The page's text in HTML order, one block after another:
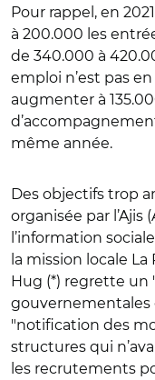
Pour rappel, en
à 200.000 les
de 340.000 à
emploi n’est pas
augmenter à
même année.
Des objectifs trop
organisée par l’Ajis
l’information
la mission locale
Hug (*) regrette un
gouvernementales
"notification des
structures qui
les recrutements